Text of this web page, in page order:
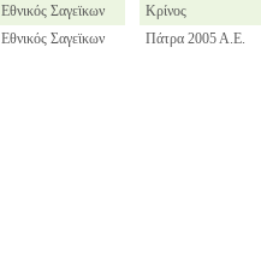
Εθνικός Σαγεϊκων
Εθνικός Σαγεϊκων
Κρίνος
Πάτρα 2005 Α.Ε.